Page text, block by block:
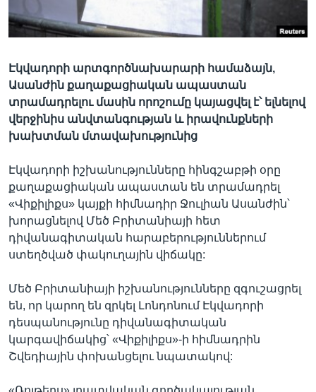
Էկվադորի արտգործնախարարի համաձայն,
Ասանժին քաղաքացիական ապաստան
տրամադրելու մասին որոշումը կայացվել է՝ ելնելով
վերջինիս անվտանգության և իրավունքների
խախտման մտավախությունից
Էկվադորի իշխանությունները հինգշաբթի օրը
քաղաքացիական ապաստան են տրամադրել
«Վիքիլիքս» կայքի հիմնադիր Ջուլիան Ասանժին՝
խորացնելով Մեծ Բրիտանիայի հետ
դիվանագիտական հարաբերություններում
ստեղծված փակուղային վիճակը:
Մեծ Բրիտանիայի իշխանությունները զգուշացրել
են, որ կարող են զրկել Լոնդոնում Էկվադորի
դեսպանությունը դիվանագիտական
կարգավիճակից՝ «Վիքիլիքս»-ի հիմնադրին
Շվեդիային փոխանցելու նպատակով: